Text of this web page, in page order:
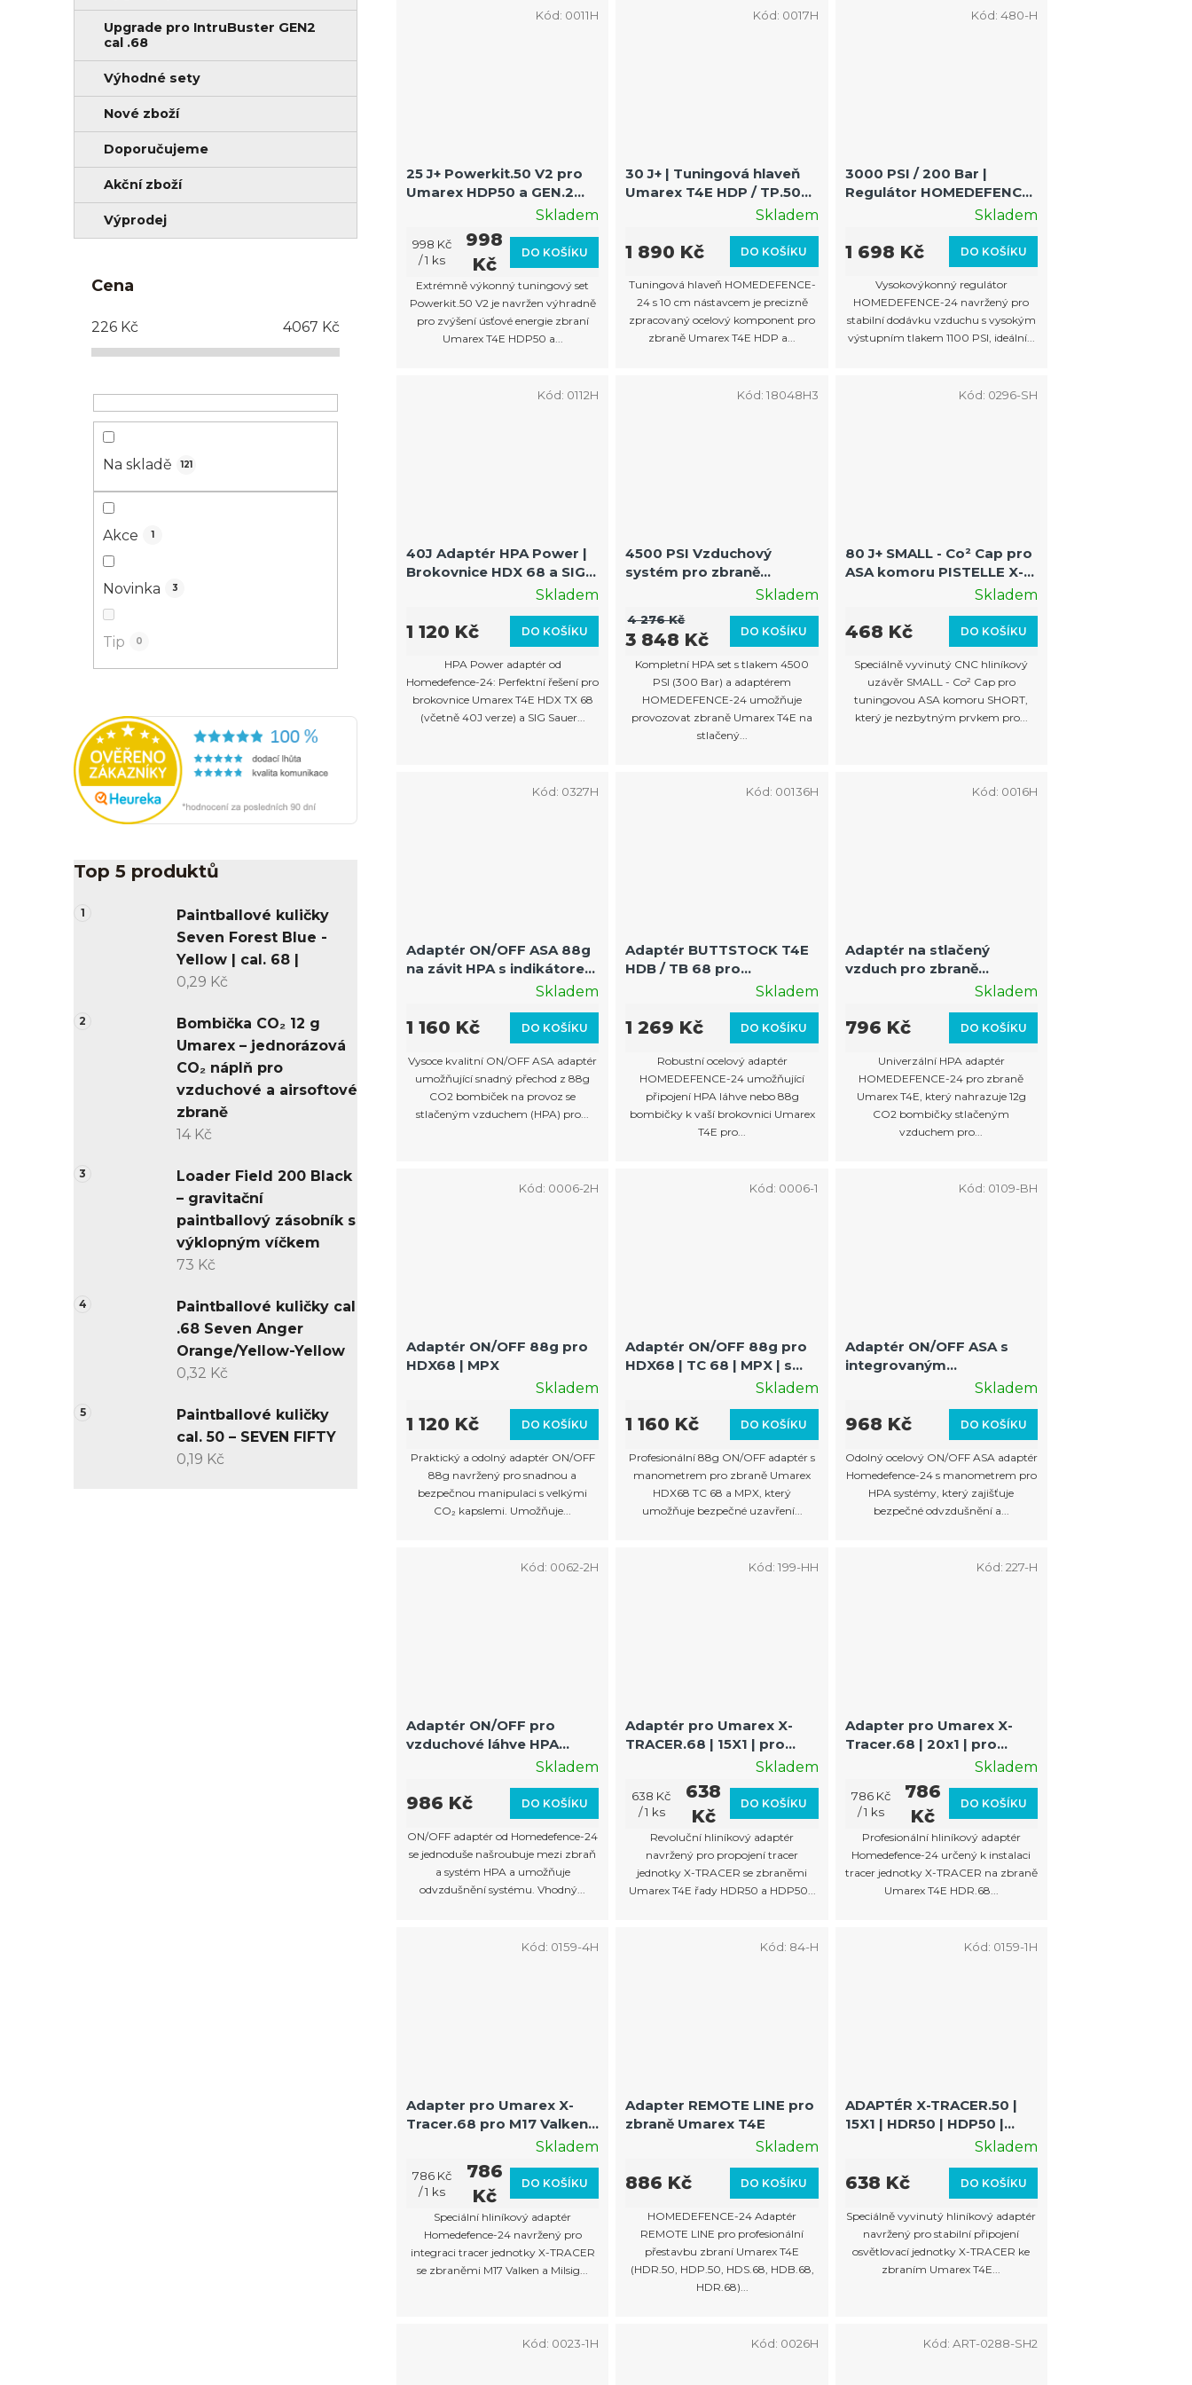
Upgrade pro IntruBuster GEN2
cal .68
Výhodné sety
Nové zboží
Doporučujeme
Akční zboží
Výprodej
Cena
226 Kč 4067 Kč
Na skladě 121
Akce 1
Novinka 3
Tip 0
Top 5 produktů
Paintballové kuličky
Seven Forest Blue -
Yellow | cal. 68 |
0,29 Kč
Bombička CO₂ 12 g
Umarex – jednorázová
CO₂ náplň pro
vzduchové a airsoftové
zbraně
14 Kč
Loader Field 200 Black
– gravitační
paintballový zásobník s
výklopným víčkem
73 Kč
Paintballové kuličky cal
.68 Seven Anger
Orange/Yellow-Yellow
0,32 Kč
Paintballové kuličky
cal. 50 – SEVEN FIFTY
0,19 Kč
25 J+ Powerkit.50 V2 pro
Umarex HDP50 a GEN.2
(POUZE PRO 7,5J VERZE) |
Exportní ventil
Skladem
DO KOŠÍKU
998
Kč
Měrná
cena:
998 Kč
/ 1 ks
Extrémně výkonný tuningový set
Powerkit.50 V2 je navržen výhradně
pro zvýšení úsťové energie zbraní
Umarex T4E HDP50 a...
Kód: 0011H
30 J+ | Tuningová hlaveň
Umarex T4E HDP / TP.50
GEN1 GEN2 s nástavcem
Skladem
DO KOŠÍKU
1 890 Kč
Tuningová hlaveň HOMEDEFENCE-
24 s 10 cm nástavcem je precizně
zpracovaný ocelový komponent pro
zbraně Umarex T4E HDP a...
Kód: 0017H
3000 PSI / 200 Bar |
Regulátor HOMEDEFENCE-
24 s výstupem 1100 PSI
Skladem
DO KOŠÍKU
1 698 Kč
Vysokovýkonný regulátor
HOMEDEFENCE-24 navržený pro
stabilní dodávku vzduchu s vysokým
výstupním tlakem 1100 PSI, ideální...
Kód:480-H
40J Adaptér HPA Power |
Brokovnice HDX 68 a SIG
MPX | Homedefence-24
Skladem
DO KOŠÍKU
1 120 Kč
HPA Power adaptér od
Homedefence-24: Perfektní řešení pro
brokovnice Umarex T4E HDX TX 68
(včetně 40J verze) a SIG Sauer...
Kód: 0112H
4500 PSI Vzduchový
systém pro zbraně
adaptérem a PowAir 0,23L
lahví
Skladem
DO KOŠÍKU
3 848 Kč
4 276 Kč
Kompletní HPA set s tlakem 4500
PSI (300 Bar) a adaptérem
HOMEDEFENCE-24 umožňuje
provozovat zbraně Umarex T4E na
stlačený...
Kód: 18048H3
80 J+ SMALL - Co² Cap pro
ASA komoru PISTELLE X-
Skladem
DO KOŠÍKU
468 Kč
Speciálně vyvinutý CNC hliníkový
uzávěr SMALL - Co² Cap pro
tuningovou ASA komoru SHORT,
který je nezbytným prvkem pro...
Kód: 0296-SH
Adaptér ON/OFF ASA 88g
na závit HPA s indikátorem
pro HDX68, TC68, MPX
Skladem
DO KOŠÍKU
1 160 Kč
Vysoce kvalitní ON/OFF ASA adaptér
umožňující snadný přechod z 88g
CO2 bombiček na provoz se
stlačeným vzduchem (HPA) pro...
Kód: 0327H
Adaptér BUTTSTOCK T4E
HDB / TB 68 pro
brokovnice UmarexSkladem
DO KOŠÍKU
1 269 Kč
Robustní ocelový adaptér
HOMEDEFENCE-24 umožňující
připojení HPA láhve nebo 88g
bombičky k vaší brokovnici Umarex
T4E pro...
Kód: 00136H
Adaptér na stlačený
vzduch pro zbraně
Skladem
DO KOŠÍKU
796 Kč
Univerzální HPA adaptér
HOMEDEFENCE-24 pro zbraně
Umarex T4E, který nahrazuje 12g
CO2 bombičky stlačeným
vzduchem pro...
Kód: 0016H
Adaptér ON/OFF 88g pro
HDX68 | MPX
Skladem
DO KOŠÍKU
1 120 Kč
Praktický a odolný adaptér ON/OFF
88g navržený pro snadnou a
bezpečnou manipulaci s velkými
CO₂ kapslemi. Umožňuje...
Kód: 0006-2H
Adaptér ON/OFF 88g pro
HDX68 | TC 68 | MPX | s
Skladem
DO KOŠÍKU
1 160 Kč
Profesionální 88g ON/OFF adaptér s
manometrem pro zbraně Umarex
HDX68 TC 68 a MPX, který
umožňuje bezpečné uzavření...
Kód: 0006-1
Adaptér ON/OFF ASA s
integrovaným
manometrem pro HPA
odvzdušnění a kontrola
Skladem
DO KOŠÍKU
968 Kč
Odolný ocelový ON/OFF ASA adaptér
Homedefence-24 s manometrem pro
HPA systémy, který zajišťuje
bezpečné odvzdušnění a...
Kód: 0109-BH
Adaptér ON/OFF pro
vzduchové láhve HPA
vhodné pro zbraněSkladem
DO KOŠÍKU
986 Kč
ON/OFF adaptér od Homedefence-24
se jednoduše našroubuje mezi zbraň
a systém HPA a umožňuje
odvzdušnění systému. Vhodný...
Kód: 0062-2H
Adaptér pro Umarex X-
TRACER.68 | 15X1 | pro
CAL.50 GEN1 GEN2Skladem
DO KOŠÍKU
638
Kč
Měrná
cena:
638 Kč
/ 1 ks
Revoluční hliníkový adaptér
navržený pro propojení tracer
jednotky X-TRACER se zbraněmi
Umarex T4E řady HDR50 a HDP50...
Kód: 199-HH
Adapter pro Umarex X-
Tracer.68 | 20x1 | pro
Skladem
DO KOŠÍKU
786
Kč
Měrná
cena:
786 Kč
/ 1 ks
Profesionální hliníkový adaptér
Homedefence-24 určený k instalaci
tracer jednotky X-TRACER na zbraně
Umarex T4E HDR.68...
Kód:227-H
Adapter pro Umarex X-
Tracer.68 pro M17 Valken,
Skladem
DO KOŠÍKU
786
Kč
Měrná
cena:
786 Kč
/ 1 ks
Speciální hliníkový adaptér
Homedefence-24 navržený pro
integraci tracer jednotky X-TRACER
se zbraněmi M17 Valken a Milsig...
Kód: 0159-4H
Adapter REMOTE LINE pro
zbraně Umarex T4E
Skladem
DO KOŠÍKU
886 Kč
HOMEDEFENCE-24 Adaptér
REMOTE LINE pro profesionální
přestavbu zbraní Umarex T4E
(HDR.50, HDP.50, HDS.68, HDB.68,
HDR.68)...
Kód: 84-H
ADAPTÉR X-TRACER.50 |
15X1 | HDR50 | HDP50 |
Skladem
DO KOŠÍKU
638 Kč
Speciálně vyvinutý hliníkový adaptér
navržený pro stabilní připojení
osvětlovací jednotky X-TRACER ke
zbraním Umarex T4E...
Kód: 0159-1H
Kód: 0023-1H Kód: 0026H Kód:ART-0288-SH2